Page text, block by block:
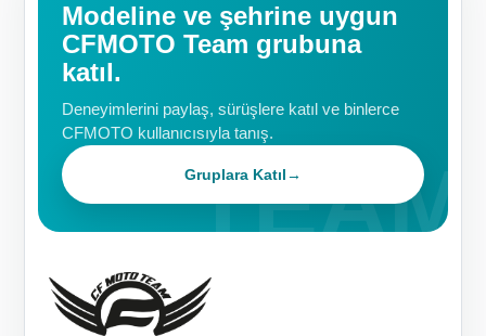
Modeline ve şehrine uygun
CFMOTO Team grubuna
katıl.
Deneyimlerini paylaş, sürüşlere katıl ve binlerce
CFMOTO kullanıcısıyla tanış.
Gruplara Katıl→